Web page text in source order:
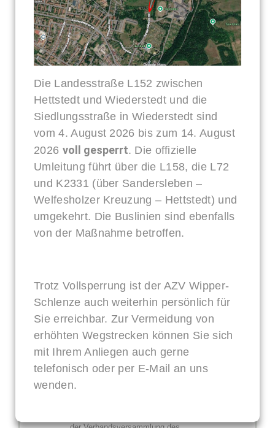
Die Landesstraße L152 zwischen
Hettstedt und Wiederstedt und die
Siedlungsstraße in Wiederstedt sind
vom 4. August 2026 bis zum 14. August
2026 voll gesperrt. Die offizielle
Umleitung führt über die L158, die L72
und K2331 (über Sandersleben –
Welfesholzer Kreuzung – Hettstedt) und
umgekehrt. Die Buslinien sind ebenfalls
von der Maßnahme betroffen.
Trotz Vollsperrung ist der AZV Wipper-
Schlenze auch weiterhin persönlich für
Sie erreichbar. Zur Vermeidung von
erhöhten Wegstrecken können Sie sich
mit Ihrem Anliegen auch gerne
telefonisch oder per E-Mail an uns
wenden.
TOP 1 Begrüßung und Eröffnung der Sitzung
TOP 2
Feststellung der Ordnungsmäßigkeit der
TOP 3
Hinweis auf Mitwirkungsverbot nach
Kommunalverfassungsgesetz des Landes
Sachsen-Anhalt
TOP 4
Änderungsanträge zur Tagesordnung und
Feststellung der Tagesordnung
TOP 5
Genehmigung der Niederschrift der letzten
Sitzung der Verbandsversammlung
TOP 6
TOP 9 Einwohnerfragestunde
Vorlagen - öffentlicher Teil